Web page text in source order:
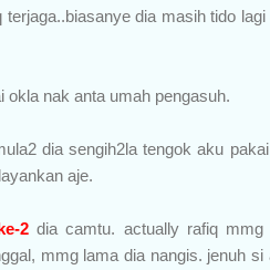
dia masih tido
okla nak anta umah pengasuh.
dia sengih2la tengok aku
aje.
2dia camtu. actually rafiq mmg
mmg lama dia nangis. jenuh si